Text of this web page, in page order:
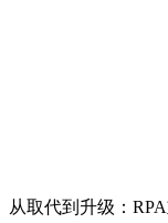
从取代到升级：